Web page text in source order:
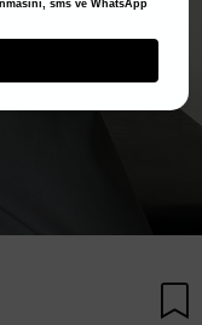
sms ve WhatsApp